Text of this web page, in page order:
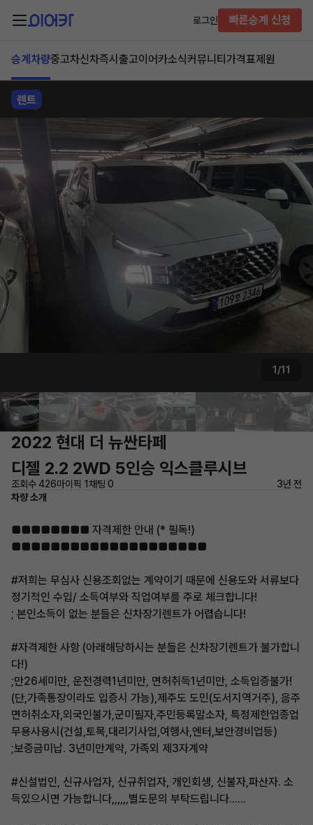
로그인 빠른승계 신청
승계차량중고차신차즉시출고이어카소식커뮤니티 가격표제원
렌트
1/11
2022 현대 더 뉴싼타페
디젤 2.2 2WD 5인승 익스클루시브
조회수 426마이픽 1채팅 0
3년 전
차량 소개
■■■■■■■■ 자격제한 안내 (* 필독!)
■■■■■■■■■■■■■■■■■■■■
#저희는 무심사 신용조회없는 계약이기 때문에 신용도와 서류보다
정기적인 수입/ 소득여부와 직업여부를 주로 체크합니다!
; 본인소득이 없는 분들은 신차장기렌트가 어렵습니다!
#자격제한 사항 (아래해당하시는 분들은 신차장기렌트가 불가합니
다!)
;만26세미만, 운전경력1년미만, 면허취득1년미만, 소득입증불가!
(단,가족통장이라도 입증시 가능),제주도 도민(도서지역거주), 음주
면허취소자,외국인불가,군미필자,주민등록말소자, 특정제한업종업
무용사용시(건설,토목,대리기사업,여행사,엔터,보안경비업등)
;보증금미납. 3년미만계약, 가족외 제3자계약
#신설법인, 신규사업자, 신규취업자, 개인회생, 신불자,파산자. 소
득있으시면 가능합니다,,,,,,별도문의 부탁드립니다......